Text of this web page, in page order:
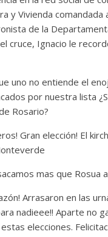
y Vivienda comandada
de la
cruce, Ignacio le
uno no entiende el
por nuestra lista
Rosario?
Gran elección! El
mas que Rosua
Arrasaron en las
nadieee!! Aparte no
elecciones.